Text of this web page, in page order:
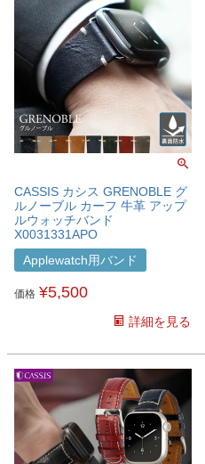
CASSIS カシス GRENOBLE グ
ルノーブル カーフ 牛革 アップ
ルウォッチバンド
X0031331APO
Applewatch用バンド
価格 ¥5,500
詳細を見る